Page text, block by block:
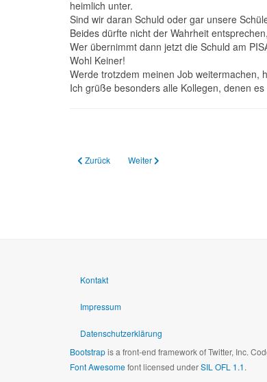
heimlich unter.
Sind wir daran Schuld oder gar unsere
Beides dürfte nicht der Wahrheit
Wer übernimmt dann jetzt die Schuld am
Wohl Keiner!
Werde trotzdem meinen Job weitermachen,
Ich grüße besonders alle Kollegen, denen
Vorheriger Beitrag: 17.01.2024 Wie Lehrkräfte für
Zurück Nächster Beitrag: Nachschreiben
Weiter
Kontakt
Impressum
Datenschutzerklärung
Bootstrapis a front-end framework of Twitter, Inc.
Font Awesomefont licensed underSIL OFL 1.1.